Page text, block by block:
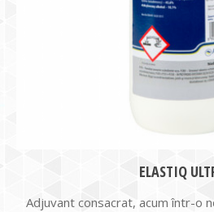
ELASTIQ
Adjuvant consacrat, acum într-o